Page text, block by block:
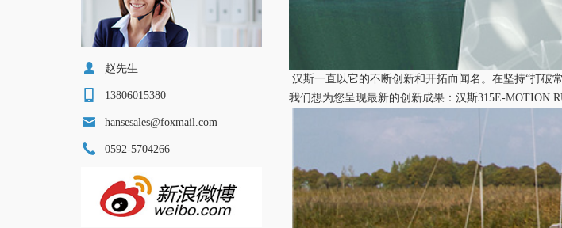
赵先生
13806015380
hansesales@foxmail.com
0592-5704266
汉斯一直以它的不断创新和开拓而闻名。在坚持“打破
我们想为您呈现最新的创新成果：汉斯315E-MOTION